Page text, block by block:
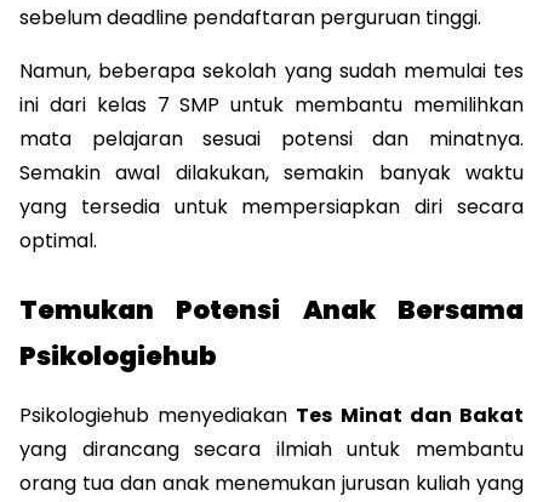
sebelum deadline pendaftaran perguruan tinggi.
Namun, beberapa sekolah yang sudah memulai tes
ini dari kelas 7 SMP untuk membantu memilihkan
mata pelajaran sesuai potensi dan minatnya.
Semakin awal dilakukan, semakin banyak waktu
yang tersedia untuk mempersiapkan diri secara
optimal.
Temukan Potensi Anak Bersama
Psikologiehub
Psikologiehub menyediakan Tes Minat dan Bakat
yang dirancang secara ilmiah untuk membantu
orang tua dan anak menemukan jurusan kuliah yang